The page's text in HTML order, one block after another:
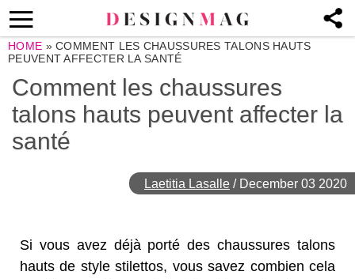
HOME »COMMENT LES CHAUSSURES TALONS HAUTS
PEUVENT AFFECTER LA SANTÉ
Comment les chaussures
talons hauts peuvent affecter la
santé
Laetitia Lasalle / December 03 2020
Si vous avez déjà porté des chaussures talons
hauts de style stilettos, vous savez combien cela